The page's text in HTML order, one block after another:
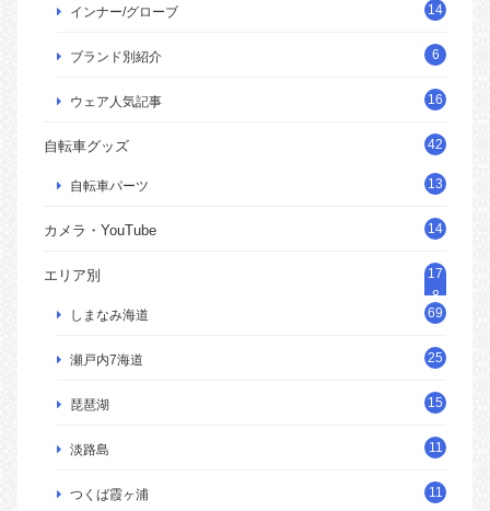
インナー/グローブ 14
ブランド別紹介 6
ウェア人気記事 16
自転車グッズ 42
自転車パーツ 13
カメラ・YouTube 14
エリア別
17
8
しまなみ海道 69
瀬戸内7海道 25
琵琶湖 15
淡路島 11
つくば霞ヶ浦 11